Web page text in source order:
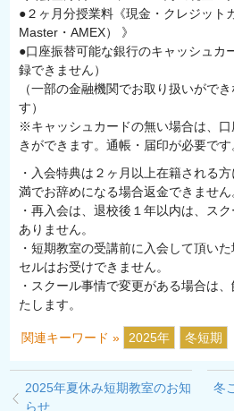
●２ヶ月分授業料《現金・クレジット
Master・AMEX） 》
●口座振替可能な銀行のキャッシュカ
録できません）
（一部の金融機関でお取り扱いがで
す）
※キャッシュカードの無い場合は、
きができます。通帳・届印が必要です
・入会特典は２ヶ月以上在籍される
満でお辞めになる場合返金できません
・再入会は、退校後１年以内は、ス
ありません。
・短期教室の受講前に入会して頂い
セルはお受けできません。
・スクール事情で変更がある場合は
たします。
関連キーワード » 2025年 冬短期
2025年夏休み短期教室のお知
らせ
冬